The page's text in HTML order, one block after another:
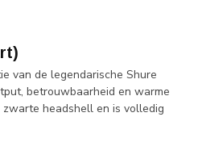
van de legendarische Shure
betrouwbaarheid en warme
headshell en is volledig